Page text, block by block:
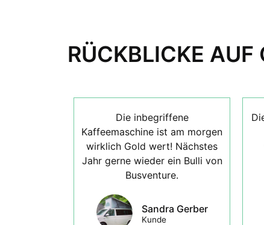
RÜCKBLICKE AUF
Die inbegriffene
Kaffeemaschine ist am morgen
wirklich Gold wert! Nächstes
Jahr gerne wieder ein Bulli von
Busventure.
Sandra Gerber
Kunde